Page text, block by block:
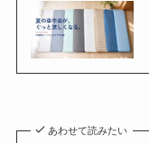
あわせて読みたい